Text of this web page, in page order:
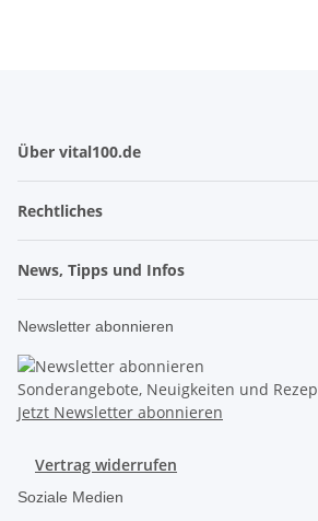
Über vital100.de
Rechtliches
News, Tipps und Infos
Newsletter abonnieren
Sonderangebote, Neuigkeiten und
Jetzt Newsletter abonnieren
Vertrag widerrufen
Soziale Medien